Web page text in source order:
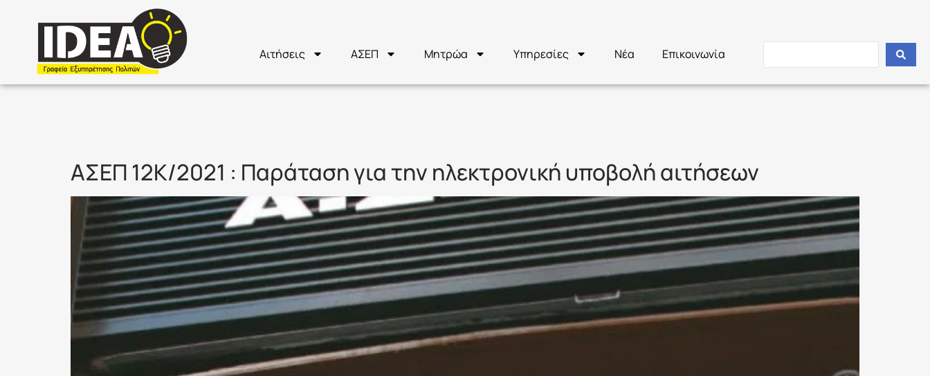
Αιτήσεις ΑΣΕΠ Μητρώα Υπηρεσίες Νέα Επικοινωνία
ΑΣΕΠ 12Κ/2021 : Παράταση για την ηλεκτρονική υποβολή αιτήσεων